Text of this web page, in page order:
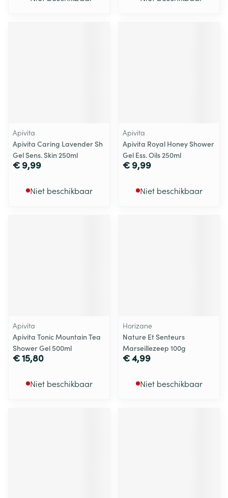
Apivita
Apivita Caring Lavender Sh
Gel Sens. Skin 250ml
€ 9,99
Niet beschikbaar
Apivita
Apivita Royal Honey Shower
Gel Ess. Oils 250ml
€ 9,99
Niet beschikbaar
Apivita
Apivita Tonic Mountain Tea
Shower Gel 500ml
€ 15,80
Niet beschikbaar
Horizane
Nature Et Senteurs
Marseillezeep 100g
€ 4,99
Niet beschikbaar